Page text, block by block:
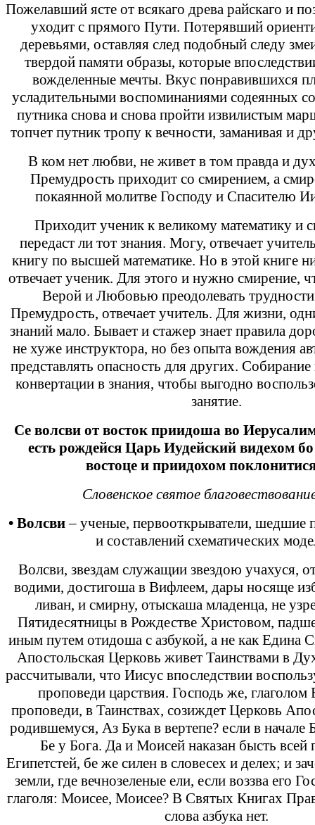
Пожелавший ясте от всякаго древа райскаго и
уходит с прямого Пути. Потерявший
деревьями, оставляя след подобный следу
твердой памяти образы, которые
вожделенные мечты. Вкус понравившихся
усладительными воспоминаниями содеянных
путника снова и снова пройти извилистым
топчет путник тропу к вечности, заманивая и
В ком нет любви, не живет в том правда и
Премудрость приходит со смирением, а
покаянной молитве Господу и Спасителю
Приходит ученик к великому математику и
передаст ли тот знания. Могу, отвечает
книгу по высшей математике. Но в этой книге
отвечает ученик. Для этого и нужно смирение,
Верой и Любовью преодолевать трудности
Премудрость, отвечает учитель. Для жизни,
знаний мало. Бывает и стажер знает правила
не хуже инструктора, но без опыта вождения
представлять опасность для других.
конвертации в знания, чтобы выгодно
занятие.
Се волсви от восток приидоша во
есть рождейся Царь Иудейский видехом бо
востоце и приидохом
Словенское святое
• Волсви– ученые, первооткрыватели, шедшие
и составлений схематических
Волсви, звездам служащии звездою учахуся,
водими, достигоша в Вифлеем, дары носяще
ливан, и смирну, отыскаша младенца, не
Пятидесятницы в Рождестве Христовом,
иным путем отидоша с азбукой, а не как Едина
Апостольская Церковь живет Таинствами в
рассчитывали, что Иисус впоследствии
проповеди царствия. Господь же, глаголом
проповеди, в Таинствах, созиждет Церковь
родившемуся, Аз Бука в вертепе? если в
Бе у Бога. Да и Моисей наказан бысть всей
Египетстей, бе же силен в словесех и делех; и
земли, где вечнозеленые ели, если воззва его
глаголя: Моисее, Моисее? В Святых Книгах
слова азбука нет.